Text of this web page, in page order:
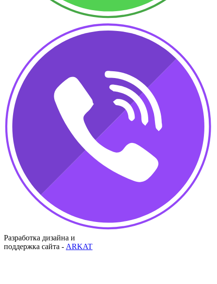
Разработка дизайна и
поддержка сайта - ARKAT